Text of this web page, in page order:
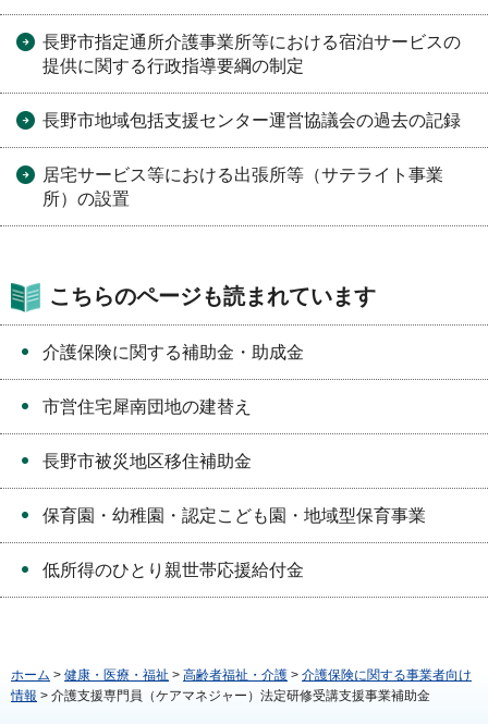
長野市指定通所介護事業所等における宿泊サービスの
提供に関する行政指導要綱の制定
長野市地域包括支援センター運営協議会の過去の記録
居宅サービス等における出張所等（サテライト事業
所）の設置
こちらのページも読まれています
介護保険に関する補助金・助成金
市営住宅犀南団地の建替え
長野市被災地区移住補助金
保育園・幼稚園・認定こども園・地域型保育事業
低所得のひとり親世帯応援給付金
ホーム > 健康・医療・福祉 > 高齢者福祉・介護 > 介護保険に関する事業者向け
情報 > 介護支援専門員（ケアマネジャー）法定研修受講支援事業補助金